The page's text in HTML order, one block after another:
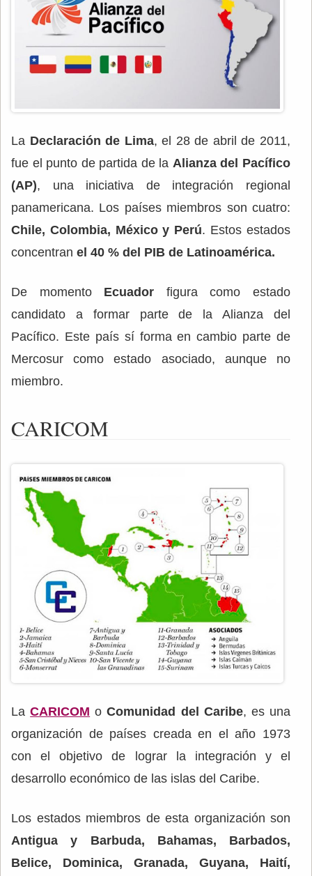
La Declaración de Lima, el 28 de abril de 2011,
fue el punto de partida de la Alianza del Pacífico
(AP), una iniciativa de integración regional​
panamericana. Los países miembros son cuatro:
Chile, Colombia, México y Perú. Estos estados
concentran el 40 % del PIB de Latinoamérica.
De momento Ecuador figura como estado
candidato a formar parte de la Alianza del
Pacífico. Este país sí forma en cambio parte de
Mercosur como estado asociado, aunque no
miembro.
CARICOM
LaCARICOM oComunidad del Caribe, es una
organización de países creada en el año 1973
con el objetivo de lograr la integración y el
desarrollo económico de las islas del Caribe.
Los estados miembros de esta organización son
Antigua y Barbuda, Bahamas, Barbados,
Belice, Dominica, Granada, Guyana, Haití,